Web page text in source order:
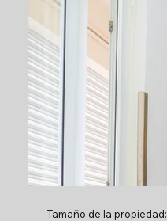
Tamaño de la propiedad: